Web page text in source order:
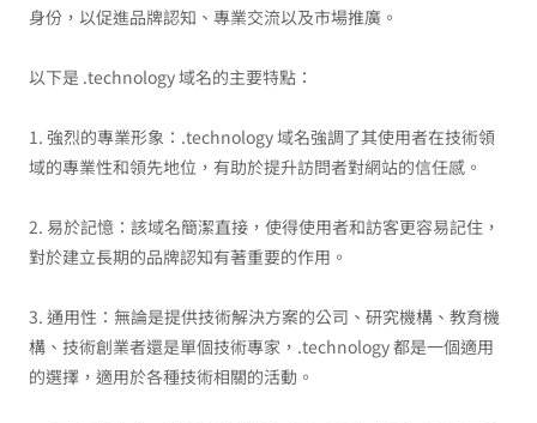
身份，以促進品牌認知、專業交流以及市場推廣。
以下是 .technology 域名的主要特點：
1. 強烈的專業形象：.technology 域名強調了其使用者在技術領
域的專業性和領先地位，有助於提升訪問者對網站的信任感。
2. 易於記憶：該域名簡潔直接，使得使用者和訪客更容易記住，
對於建立長期的品牌認知有著重要的作用。
3. 通用性：無論是提供技術解決方案的公司、研究機構、教育機
構、技術創業者還是單個技術專家，.technology 都是一個適用
的選擇，適用於各種技術相關的活動。